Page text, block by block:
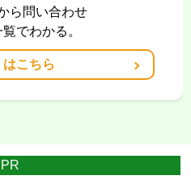
ら問い合わせ
でわかる。
こちら
PR